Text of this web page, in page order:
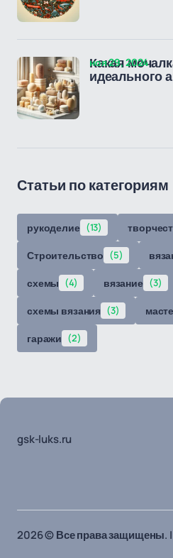
Какая
идеального
ноя 29, 2024
Статьи по категориям
рукоделие (13)
Строительство (5)
схемы (4) вязание (3)
схемы вязания (3)
гаражи (2)
gsk-luks.ru
2026 © Все права защищены. |